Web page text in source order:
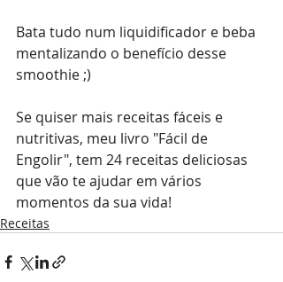
Bata tudo num liquidificador e beba
mentalizando o benefício desse
smoothie ;)
Se quiser mais receitas fáceis e
nutritivas, meu livro "Fácil de
Engolir", tem 24 receitas deliciosas
que vão te ajudar em vários
momentos da sua vida!
Receitas